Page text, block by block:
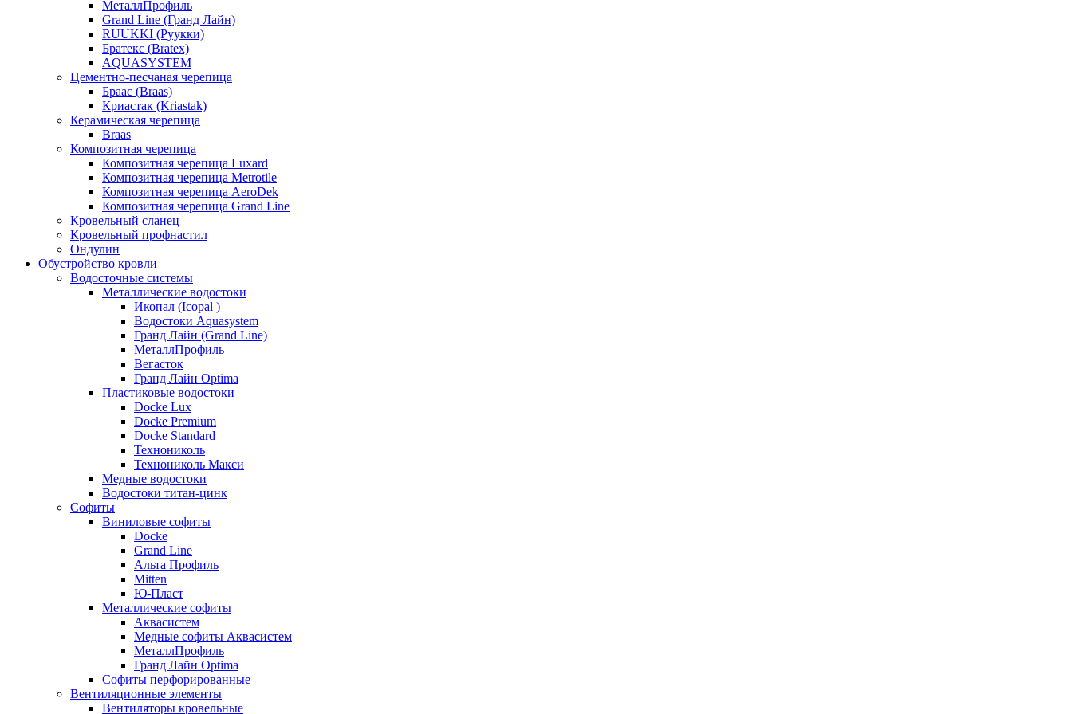
МеталлПрофиль
Grand Line (Гранд Лайн)
RUUKKI (Руукки)
Братекс (Bratex)
AQUASYSTEM
Цементно-песчаная черепица
Браас (Braas)
Криастак (Kriastak)
Керамическая черепица
Braas
Композитная черепица
Композитная черепица Luxard
Композитная черепица Metrotile
Композитная черепица AeroDek
Композитная черепица Grand Line
Кровельный сланец
Кровельный профнастил
Ондулин
Обустройство кровли
Водосточные системы
Металлические водостоки
Икопал (Icopal )
Водостоки Aquasystem
Гранд Лайн (Grand Line)
МеталлПрофиль
Вегасток
Гранд Лайн Optima
Пластиковые водостоки
Docke Lux
Docke Premium
Docke Standard
Технониколь
Технониколь Макси
Медные водостоки
Водостоки титан-цинк
Софиты
Виниловые софиты
Docke
Grand Line
Альта Профиль
Mitten
Ю-Пласт
Металлические софиты
Аквасистем
Медные софиты Аквасистем
МеталлПрофиль
Гранд Лайн Optima
Софиты перфорированные
Вентиляционные элементы
Вентиляторы кровельные